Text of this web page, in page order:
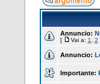
Annuncio:
[ Vai a: 1 2
Annuncio:
Importante: